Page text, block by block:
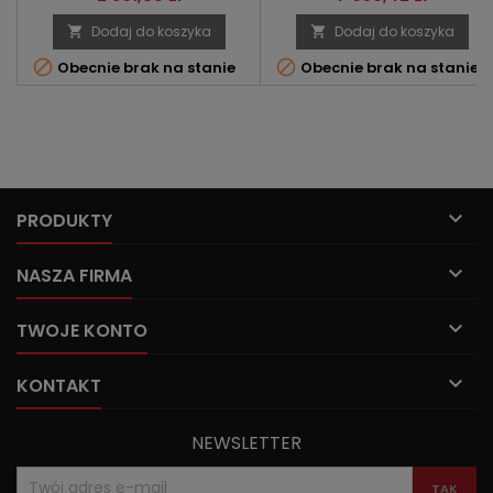
 Dodaj do koszyka
 Obecnie brak na stanie
 Dodaj do koszyka
 Obecnie brak na stanie
PRODUKTY 
NASZA FIRMA 
TWOJE KONTO 
KONTAKT 
NEWSLETTER